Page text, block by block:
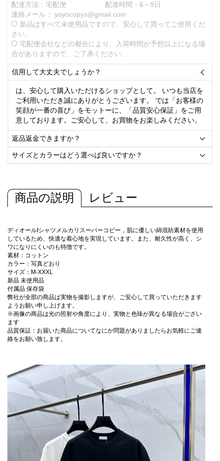
配達方法：宅配便
配達時間：6～9日
連絡メール： yoyocopys@gmail.com
新品はすべて未使用品ですので、安心して買ってご使用くだ
さい。
宅配便会社などの都合により、入荷時間が予想以上になる場
合がありますので、ご了承ください。
信用して大丈夫でしょうか？ 
は、安心して購入いただけるショップとして。 いつも当店を
ご利用いただき誠にありがとうございます。 では「お客様の
笑顔が一番の喜び」をモットーに、「品質安心保証」をご用
意しております。ご安心して、お買物をお楽しみください。
返品返金できますか？ 
サイズとカラーはどう選べば良いですか？ 
商品の説明 レビュー
ディオールtシャツメルカリスーパーコピー，肌に優しい綿混紡素材を使用
しているため、快適な着心地を実現しています。また、耐久性が高く、シ
ワになりにくいのも特徴です。
素材：コットン
カラー：写真どおり
サイズ：M-XXXL
新品 未使用品
付属品 保存袋
弊社が全部の商品は実物を撮影しますが、ご安心して買っていただきます
ようお願い申し上げます。
※画像の商品は光の照射や角度により、実物と色味が異なる場合がござい
ます
品質保証：お届いた商品についてなにか問題がありましたらお気軽にご連
絡をお願い致します。